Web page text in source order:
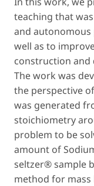
teaching that
and
well as to
construction and
The work was
the perspective
was generated
stoichiometry
problem to be
amount of
seltzer® sample
method for